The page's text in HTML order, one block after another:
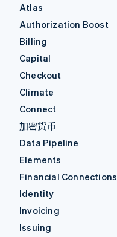
Atlas
Authorization Boost
Billing
Capital
Checkout
Climate
Connect
加密货币
Data Pipeline
Elements
Financial Connections
Identity
Invoicing
Issuing